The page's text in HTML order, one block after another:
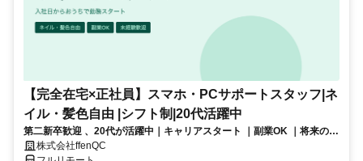
【完全在宅×正社員】スマホ・PCサポートスタッフ|ネ
イル・髪色自由 |シフト制|20代活躍中
第二新卒歓迎 、20代が活躍中｜キャリアスタート ｜副業OK ｜将来のキ
ャリアパスあり（長期キャリアを推奨しています）
株式会社ffenQC